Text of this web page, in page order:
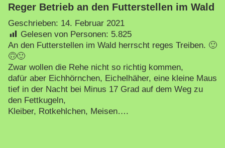
Reger Betrieb an den Futterstellen im Wald
Geschrieben: 14. Februar 2021
Gelesen von Personen: 5.825
An den Futterstellen im Wald herrscht reges Treiben. 🙂
🙃🙂
Zwar wollen die Rehe nicht so richtig kommen,
dafür aber Eichhörnchen, Eichelhäher, eine kleine Maus
tief in der Nacht bei Minus 17 Grad auf dem Weg zu
den Fettkugeln,
Kleiber, Rotkehlchen, Meisen….